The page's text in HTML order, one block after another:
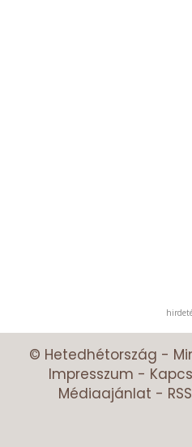
© Hetedhétország -
Impresszum -
Médiaajánlat - RSS